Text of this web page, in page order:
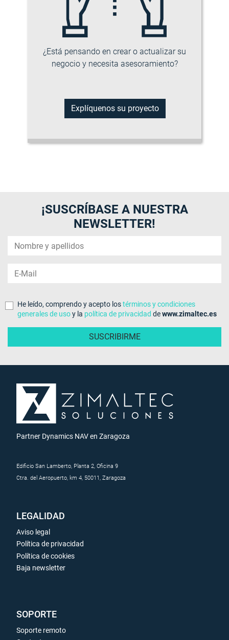
¿Está pensando en crear o actualizar su
negocio y necesita asesoramiento?
Explíquenos su proyecto
¡SUSCRÍBASE A NUESTRA
NEWSLETTER!
He leído, comprendo y acepto lostérminos y condiciones
generales de usoy la política de privacidad dewww.zimaltec.es
Partner Dynamics NAV en Zaragoza
Edificio San Lamberto, Planta 2, Oficina 9
Ctra. del Aeropuerto, km 4, 50011, Zaragoza
LEGALIDAD
Aviso legal
Política de privacidad
Política de cookies
Baja newsletter
SOPORTE
Soporte remoto